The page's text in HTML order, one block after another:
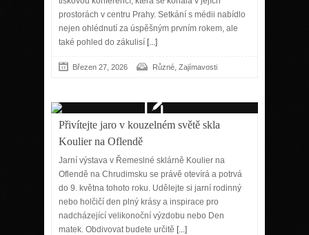
prostorách v centru Prahy. Setkání s médii nabídlo
nejen ohlédnutí za úspěšným prvním rokem, ale
také pohled do zákulisí [...]
Březen 27, 2026 Různé, Zajímavosti
Přivítejte jaro v kouzelném světě skla
Koulier na Oflendě
Jarní výstava v Řemeslné sklárně Koulier na
Oflendě na Chrudimsku se právě otevírá a potrvá
do 9. května tohoto roku. Udělejte si jarní rodinný
nebo holčičí den plný krásy a inspirace pro
nadcházející velikonoční výzdobu nebo Den
matek. Obdivovat budete určitě [...]